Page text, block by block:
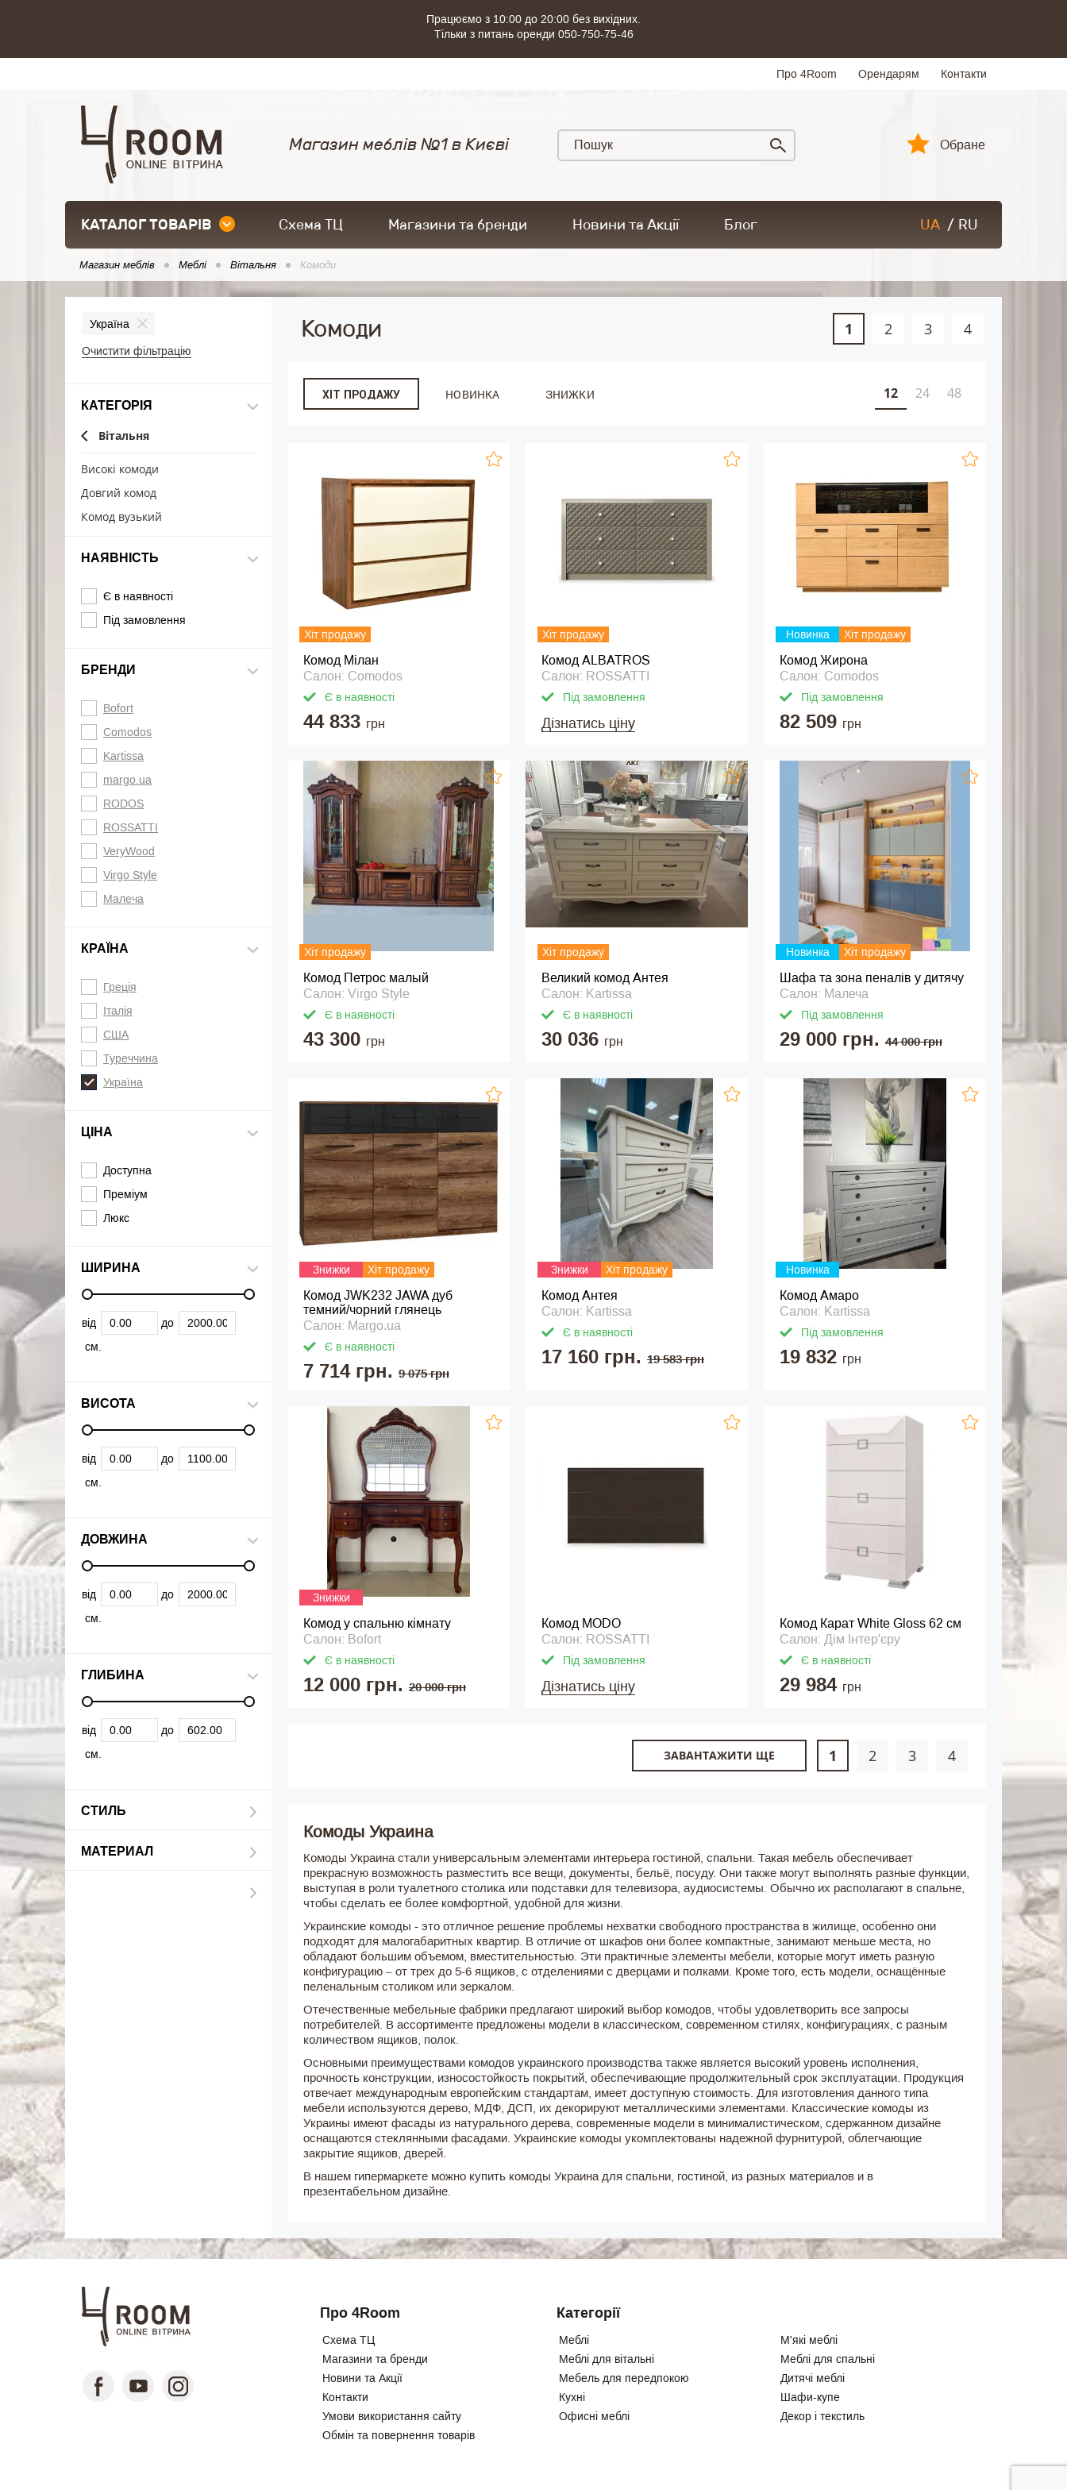
Працюємо з 10:00 до 20:00 без вихідних.
Тільки з питань оренди 050-750-75-46
Про 4Room Орендарям Контакти
Магазин меблів №1 в Києві Обране
КАТАЛОГ ТОВАРІВ Схема ТЦ Магазини та бренди Новини та Акції Блог UA / RU
Магазин меблів Меблі Вітальня Комоди
Україна
Очистити фільтрацію
КАТЕГОРІЯ
Вітальня
Високі комоди
Довгий комод
Комод вузький
НАЯВНІСТЬ
Є в наявності
Під замовлення
БРЕНДИ
Bofort
Comodos
Kartissa
margo.ua
RODOS
ROSSATTI
VeryWood
Virgo Style
Малеча
КРАЇНА
Греція
Італія
США
Туреччина
Україна
ЦІНА
Доступна
Преміум
Люкс
ШИРИНА
від
до
см.
ВИСОТА
від
до
см.
ДОВЖИНА
від
до
см.
ГЛИБИНА
від
до
см.
СТИЛЬ
МАТЕРИАЛ
Комоди 1 2 3 4
ХІТ ПРОДАЖУ НОВИНКА ЗНИЖКИ 12 24 48
Хіт продажу
Комод Мілан
Салон: Comodos
Є в наявності
44 833 грн
Хіт продажу
Комод ALBATROS
Салон: ROSSATTI
Під замовлення
Дізнатись ціну
Новинка Хіт продажу
Комод Жирона
Салон: Comodos
Під замовлення
82 509 грн
Хіт продажу
Комод Петрос малый
Салон: Virgo Style
Є в наявності
43 300 грн
Хіт продажу
Великий комод Антея
Салон: Kartissa
Є в наявності
30 036 грн
Новинка Хіт продажу
Шафа та зона пеналів у дитячу
Салон: Малеча
Під замовлення
29 000 грн. 44 000 грн
Знижки Хіт продажу
Комод JWK232 JAWA дуб
темний/чорний глянець
Салон: Margo.ua
Є в наявності
7 714 грн. 9 075 грн
Знижки Хіт продажу
Комод Антея
Салон: Kartissa
Є в наявності
17 160 грн. 19 583 грн
Новинка
Комод Амаро
Салон: Kartissa
Під замовлення
19 832 грн
Знижки
Комод у спальню кімнату
Салон: Bofort
Є в наявності
12 000 грн. 20 000 грн
Комод MODO
Салон: ROSSATTI
Під замовлення
Дізнатись ціну
Комод Карат White Gloss 62 см
Салон: Дім Інтер'єру
Є в наявності
29 984 грн
1 2 3 4
ЗАВАНТАЖИТИ ЩЕ
Комоды Украина
Комоды Украина стали универсальным элементами интерьера гостиной, спальни. Такая мебель обеспечивает
прекрасную возможность разместить все вещи, документы, бельё, посуду. Они также могут выполнять разные функции,
выступая в роли туалетного столика или подставки для телевизора, аудиосистемы. Обычно их располагают в спальне,
чтобы сделать ее более комфортной, удобной для жизни.
Украинские комоды - это отличное решение проблемы нехватки свободного пространства в жилище, особенно они
подходят для малогабаритных квартир. В отличие от шкафов они более компактные, занимают меньше места, но
обладают большим объемом, вместительностью. Эти практичные элементы мебели, которые могут иметь разную
конфигурацию – от трех до 5-6 ящиков, с отделениями с дверцами и полками. Кроме того, есть модели, оснащённые
пеленальным столиком или зеркалом.
Отечественные мебельные фабрики предлагают широкий выбор комодов, чтобы удовлетворить все запросы
потребителей. В ассортименте предложены модели в классическом, современном стилях, конфигурациях, с разным
количеством ящиков, полок.
Основными преимуществами комодов украинского производства также является высокий уровень исполнения,
прочность конструкции, износостойкость покрытий, обеспечивающие продолжительный срок эксплуатации. Продукция
отвечает международным европейским стандартам, имеет доступную стоимость. Для изготовления данного типа
мебели используются дерево, МДФ, ДСП, их декорируют металлическими элементами. Классические комоды из
Украины имеют фасады из натурального дерева, современные модели в минималистическом, сдержанном дизайне
оснащаются стеклянными фасадами. Украинские комоды укомплектованы надежной фурнитурой, облегчающие
закрытие ящиков, дверей.
В нашем гипермаркете можно купить комоды Украина для спальни, гостиной, из разных материалов и в
презентабельном дизайне.
Про 4Room
Схема ТЦ
Магазини та бренди
Новини та Акції
Контакти
Умови використання сайту
Обмін та повернення товарів
Категорії
Меблі
М'які меблі
Меблі для вітальні
Меблі для спальні
Мебель для передпокою
Дитячі меблі
Кухні
Шафи-купе
Офисні меблі
Декор і текстиль